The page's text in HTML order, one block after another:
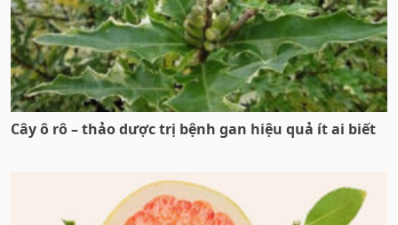
Cây ô rô – thảo dược trị bệnh gan hiệu quả ít ai biết